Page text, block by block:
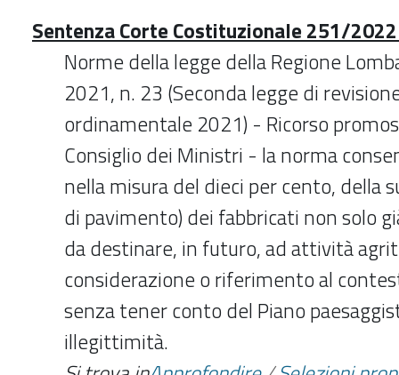
Sentenza Corte Costituzionale 251/
Norme della legge della Regione
2021, n. 23 (Seconda legge di
ordinamentale 2021) - Ricorso
Consiglio dei Ministri - la norma
nella misura del dieci per cento, della
di pavimento) dei fabbricati non solo
da destinare, in futuro, ad attività
considerazione o riferimento al
senza tener conto del Piano
illegittimità.